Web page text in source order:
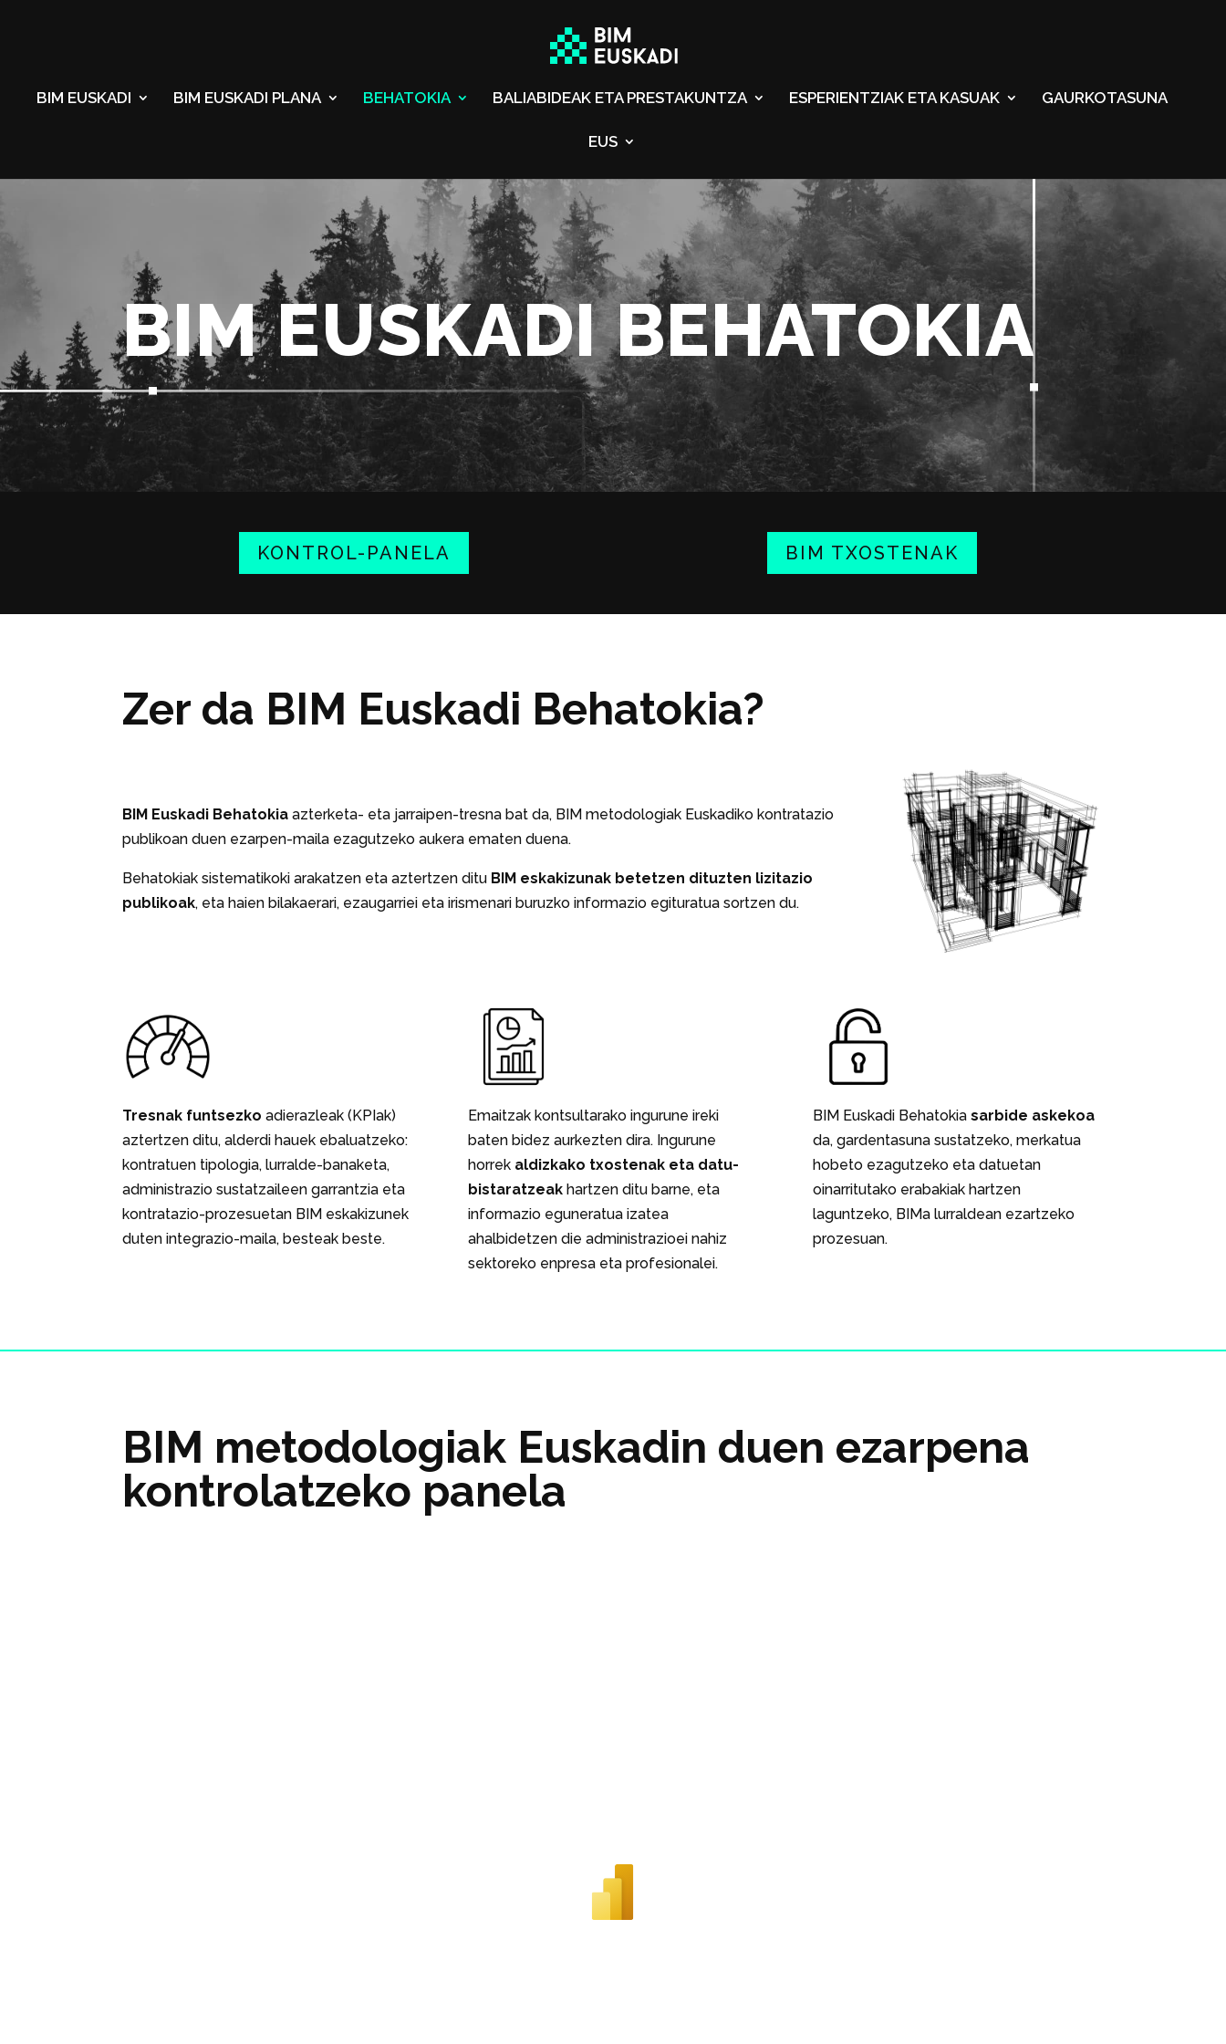
BIM EUSKADI BIM EUSKADI PLANA BEHATOKIA BALIABIDEAK ETA PRESTAKUNTZA ESPERIENTZIAK ETA KASUAK GAURKOTASUNA
EUS
BIM EUSKADI BEHATOKIA
KONTROL-PANELA BIM TXOSTENAK
Zer da BIM Euskadi Behatokia?
BIM Euskadi Behatokia azterketa- eta jarraipen-tresna bat da, BIM metodologiak Euskadiko kontratazio
publikoan duen ezarpen-maila ezagutzeko aukera ematen duena.
Behatokiak sistematikoki arakatzen eta aztertzen ditu BIM eskakizunak betetzen dituzten lizitazio
publikoak, eta haien bilakaerari, ezaugarriei eta irismenari buruzko informazio egituratua sortzen du.
Tresnak funtsezko adierazleak (KPIak)
aztertzen ditu, alderdi hauek ebaluatzeko:
kontratuen tipologia, lurralde-banaketa,
administrazio sustatzaileen garrantzia eta
kontratazio-prozesuetan BIM eskakizunek
duten integrazio-maila, besteak beste.
Emaitzak kontsultarako ingurune ireki
baten bidez aurkezten dira. Ingurune
horrek aldizkako txostenak eta datu-
bistaratzeakhartzen ditu barne, eta
informazio eguneratua izatea
ahalbidetzen die administrazioei nahiz
sektoreko enpresa eta profesionalei.
BIM Euskadi Behatokia sarbide askekoa
da, gardentasuna sustatzeko, merkatua
hobeto ezagutzeko eta datuetan
oinarritutako erabakiak hartzen
laguntzeko, BIMa lurraldean ezartzeko
prozesuan.
BIM metodologiak Euskadin duen ezarpena
kontrolatzeko panela